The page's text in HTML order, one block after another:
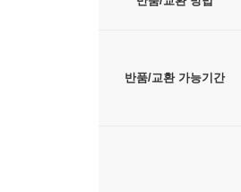
반품/교환 가능기간